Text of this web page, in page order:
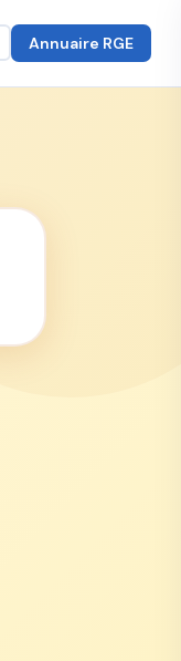
Annuaire RGE